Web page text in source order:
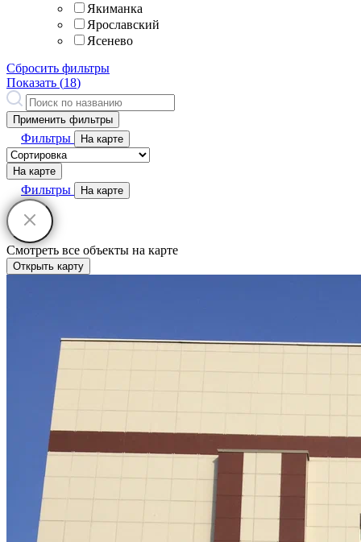
Якиманка
Ярославский
Ясенево
Сбросить фильтры
Показать (18)
Применить фильтры
Фильтры На карте
На карте
Фильтры На карте
Смотреть все объекты на карте
Открыть карту